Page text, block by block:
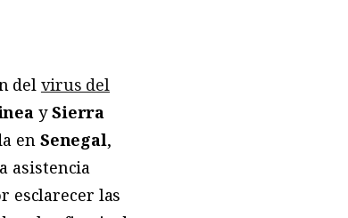
del virus del
ySierra
en Senegal,
asistencia
esclarecer las